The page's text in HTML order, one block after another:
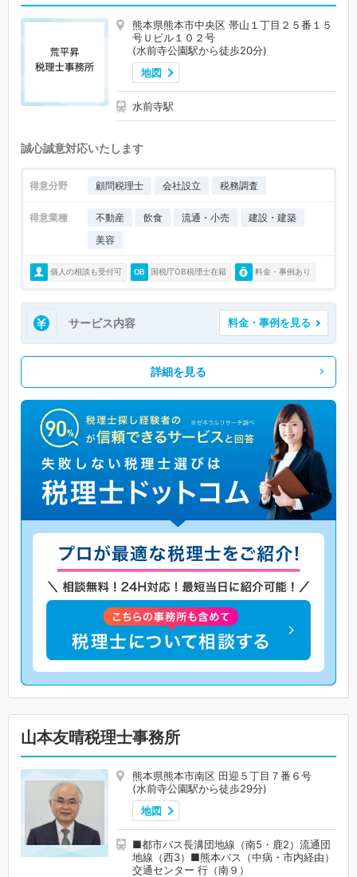
熊本県熊本市中央区 帯山１丁目２５番１５
号Ｕビル１０２号
(水前寺公園駅から徒歩20分)
地図
水前寺駅
誠心誠意対応いたします
得意分野 顧問税理士 会社設立 税務調査
得意業種 不動産 飲食 流通・小売
建設・建築
美容
個人の相談も受付可 国税庁OB税理士在籍 料金・事例あり
サービス内容 料金・事例を見る
詳細を見る
山本友晴税理士事務所
熊本県熊本市南区 田迎５丁目７番６号
(水前寺公園駅から徒歩29分)
地図
■都市バス長溝団地線（南5・鹿2）流通団
地線（西3）■熊本バス（中病・市内経由）
交通センター 行（南９）